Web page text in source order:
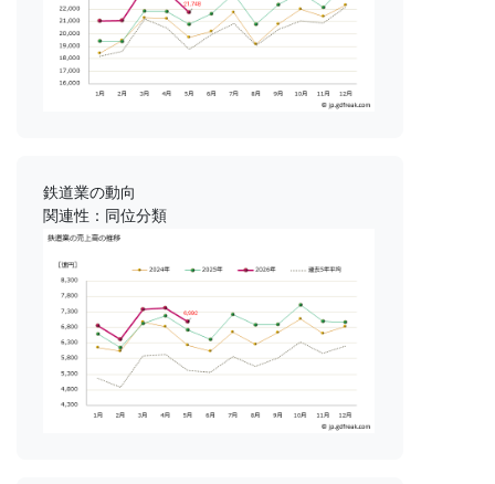
鉄道業の動向
関連性：同位分類